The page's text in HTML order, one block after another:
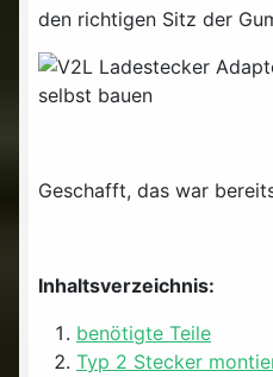
den richtigen Sitz der
Geschafft, das war
Inhaltsverzeichnis:
benötigte Teile
Typ 2 Stecker